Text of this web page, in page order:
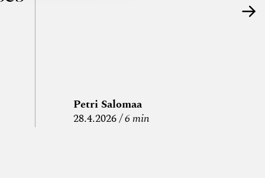
Petri Salomaa
28.4.2026 6 min